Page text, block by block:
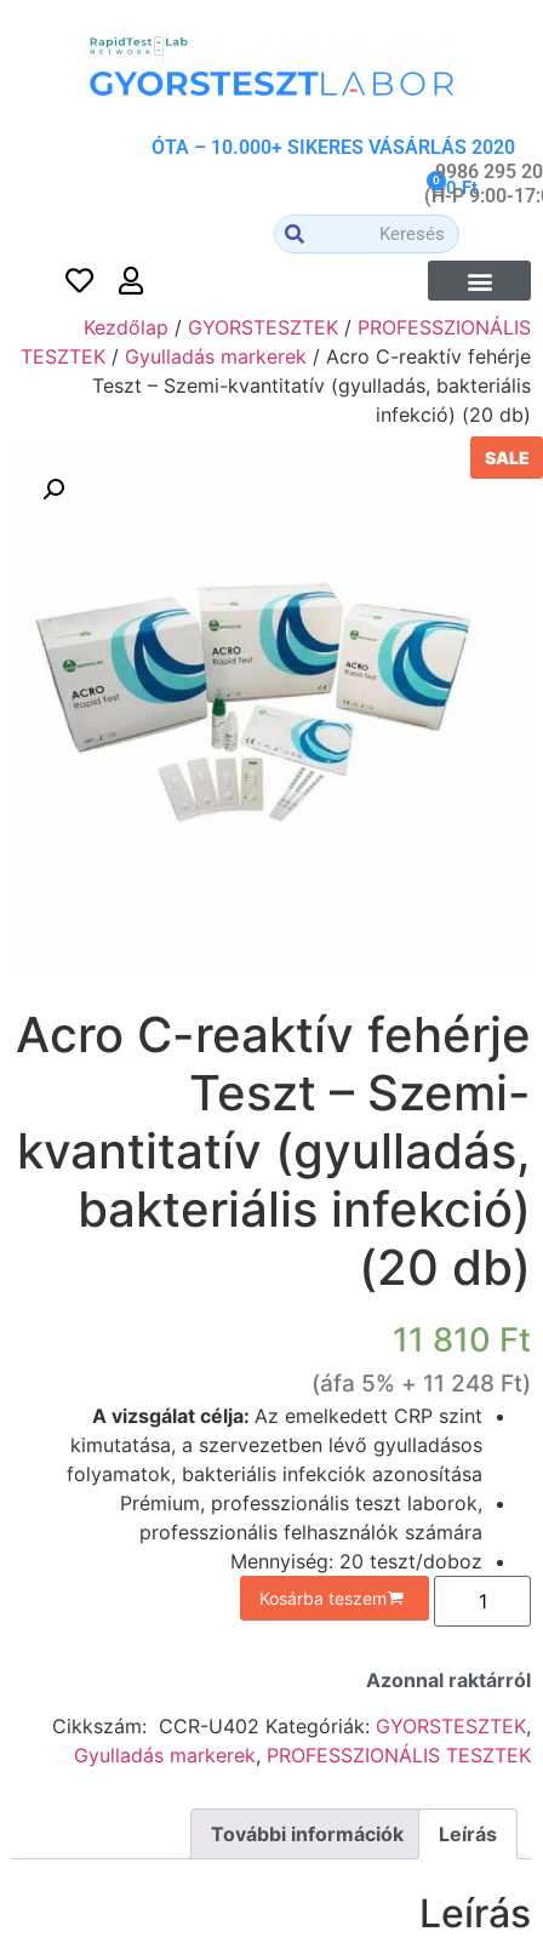
2020 ÓTA – 10.000+ SIKERES VÁSÁRLÁS
0Ft
0
Kezdőlap / GYORSTESZTEK / PROFESSZIONÁLIS
TESZTEK / Gyulladás markerek / Acro C-reaktív fehérje
Teszt – Szemi-kvantitatív (gyulladás, bakteriális
infekció) (20 db)
SALE
Acro C-reaktív fehérje
Teszt – Szemi-
kvantitatív (gyulladás,
bakteriális infekció)
(20 db)
11 810 Ft
(
11 248 Ft
+ 5% áfa)
A vizsgálat célja: Az emelkedett CRP szint
kimutatása, a szervezetben lévő gyulladásos
folyamatok, bakteriális infekciók azonosítása
Prémium, professzionális teszt laborok,
professzionális felhasználók számára
Mennyiség: 20 teszt/doboz
Kosárba teszem
Azonnal raktárról
Cikkszám: CCR-U402 Kategóriák: GYORSTESZTEK,
Gyulladás markerek, PROFESSZIONÁLIS TESZTEK
Leírás
További információk
Leírás